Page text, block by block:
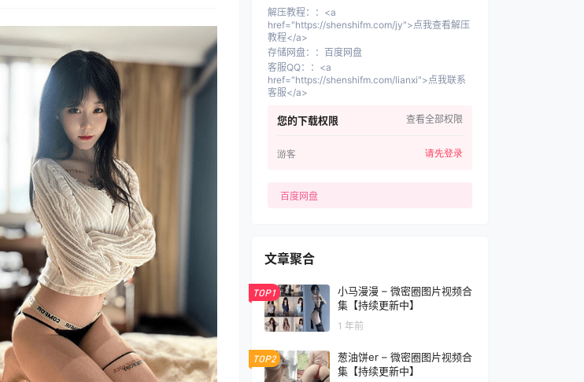
解压教程： ： <a
href="https://shenshifm.com/jy">点我查看解压
教程</a>
存储网盘：
： 百度网盘
客服QQ：
： <a
href="https://shenshifm.com/lianxi">点我联系
客服</a>
您的下载权限 查看全部权限
游客 请先登录
百度网盘
文章聚合
TOP1
小马漫漫 – 微密圈图片视频合
集【持续更新中】
1 年前
TOP2
葱油饼er – 微密圈图片视频合
集【持续更新中】